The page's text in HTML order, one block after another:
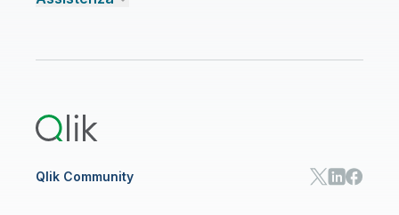
Qlik Cloud Analytics
Qlik Community